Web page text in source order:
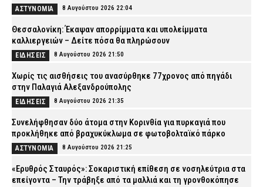
ΑΣΤΥΝΟΜΙΑ 8 Αυγούστου 2026 22:04
Θεσσαλονίκη: Έκαψαν απορρίμματα και υπολείμματα
καλλιεργειών – Δείτε πόσα θα πληρώσουν
ΕΙΔΗΣΕΙΣ 8 Αυγούστου 2026 21:50
Χωρίς τις αισθήσεις του ανασύρθηκε 77χρονος από πηγάδι
στην Παλαγιά Αλεξανδρούπολης
ΕΙΔΗΣΕΙΣ 8 Αυγούστου 2026 21:35
Συνελήφθησαν δύο άτομα στην Κορινθία για πυρκαγιά που
προκλήθηκε από βραχυκύκλωμα σε φωτοβολταϊκό πάρκο
ΑΣΤΥΝΟΜΙΑ 8 Αυγούστου 2026 21:25
«Ερυθρός Σταυρός»: Σοκαριστική επίθεση σε νοσηλεύτρια στα
επείγοντα – Την τράβηξε από τα μαλλιά και τη γρονθοκόπησε